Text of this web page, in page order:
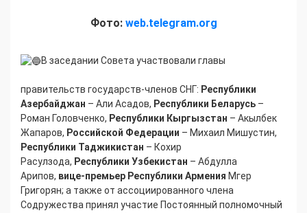
Фото: web.telegram.org
В заседании Совета участвовали главы
правительств государств-членов СНГ: Республики
Азербайджан – Али Асадов, Республики Беларусь –
Роман Головченко, Республики Кыргызстан – Акылбек
Жапаров, Российской Федерации – Михаил Мишустин,
Республики Таджикистан – Кохир
Расулзода, Республики Узбекистан – Абдулла
Арипов, вице-премьер Республики Армения Мгер
Григорян; а также от ассоциированного члена
Содружества принял участие Постоянный полномочный